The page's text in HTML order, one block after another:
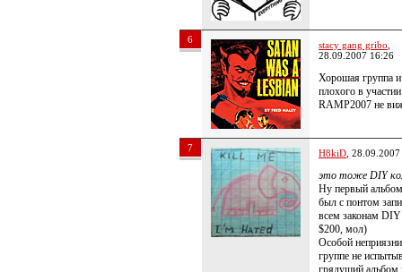
6 stacy gang gribo
28.09.2007 16:26
Хорошая группа и
плохого в
RAMP2007 не
7 H8kiD ,
это тоже DIY
Ну первый
был с понтом
всем законам
$200, мол)
Особой
группе не
грядущий альбом